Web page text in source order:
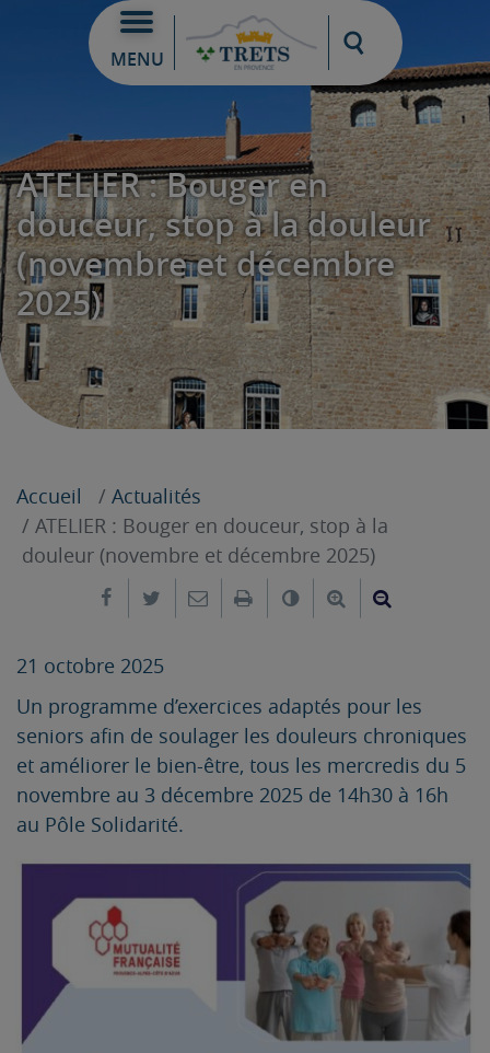
MENU
Moteur de
ATELIER : Bouger en
douceur, stop à la douleur
(novembre et décembre
2025)
Accueil
Actualités
ATELIER : Bouger en douceur, stop à la
douleur (novembre et décembre 2025)
Partager sur Facebook
Partager sur Twitter
Envoyer par e-mail
ImprimerChanger leAgrandir le
21 octobre 2025
Un programme d’exercices adaptés pour les
seniors afin de soulager les douleurs chroniques
et améliorer le bien-être, tous les mercredis du 5
novembre au 3 décembre 2025 de 14h30 à 16h
au Pôle Solidarité.